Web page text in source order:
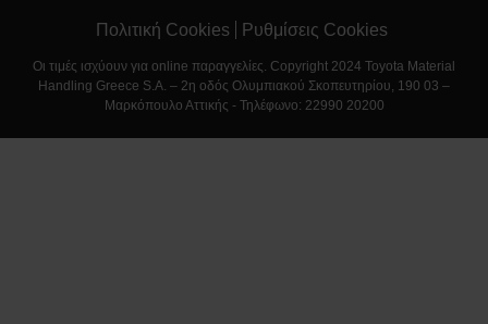
Πολιτική Cookies Ρυθμίσεις Cookies
Οι τιμές ισχύουν για online παραγγελίες. Copyright 2024 Toyota Material
Handling Greece S.A. – 2η οδός Ολυμπιακού Σκοπευτηρίου, 190 03 –
Μαρκόπουλο Αττικής - Τηλέφωνο: 22990 20200